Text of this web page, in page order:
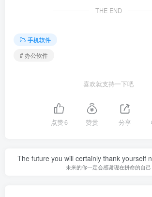
THE END
手机软件
# 办公软件
喜欢就支持一下吧
点赞6 赞赏 分享
The future you will certainly thank yourself
未来的你一定会感谢现在拼命的自己